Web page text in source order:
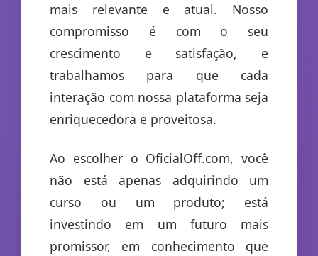
mais relevante e atual. Nosso
compromisso é com o seu
crescimento e satisfação, e
trabalhamos para que cada
interação com nossa plataforma seja
enriquecedora e proveitosa.
Ao escolher o OficialOff.com, você
não está apenas adquirindo um
curso ou um produto; está
investindo em um futuro mais
promissor, em conhecimento que